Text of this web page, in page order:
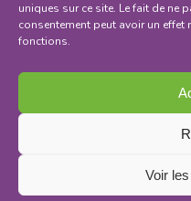
uniques sur ce site. Le fait de ne
consentement peut avoir un
fonctions.
Voir
Politique de